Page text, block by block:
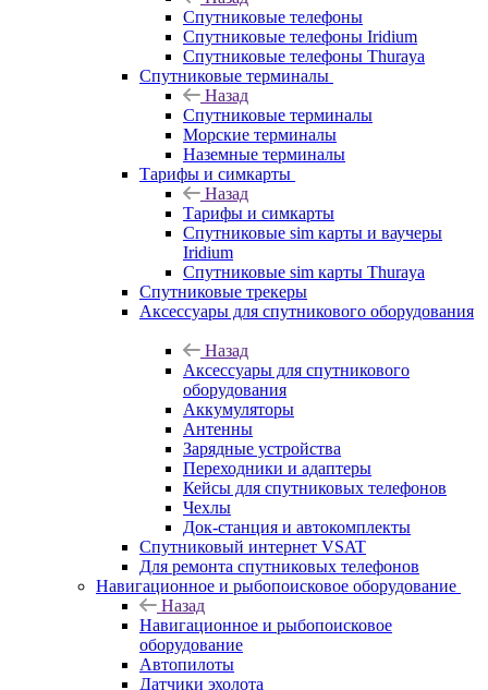
Спутниковые телефоны
Спутниковые телефоны Iridium
Спутниковые телефоны Thuraya
Спутниковые терминалы
Назад
Спутниковые терминалы
Морские терминалы
Наземные терминалы
Тарифы и симкарты
Назад
Тарифы и симкарты
Спутниковые sim карты и ваучеры
Iridium
Спутниковые sim карты Thuraya
Спутниковые трекеры
Аксессуары для спутникового оборудования
Назад
Аксессуары для спутникового
оборудования
Аккумуляторы
Антенны
Зарядные устройства
Переходники и адаптеры
Кейсы для спутниковых телефонов
Чехлы
Док-станция и автокомплекты
Спутниковый интернет VSAT
Для ремонта спутниковых телефонов
Навигационное и рыбопоисковое оборудование
Назад
Навигационное и рыбопоисковое
оборудование
Автопилоты
Датчики эхолота